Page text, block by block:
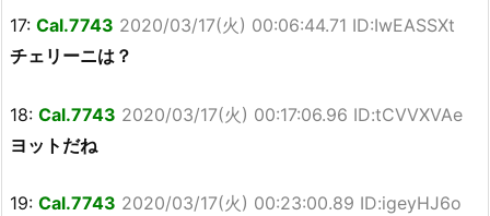
17: Cal.7743 2020/03/17(火) 00:06:44.71 ID:IwEASSXt
チェリーニは？
18: Cal.7743 2020/03/17(火) 00:17:06.96 ID:tCVVXVAe
ヨットだね
19: Cal.7743 2020/03/17(火) 00:23:00.89 ID:igeyHJ6o